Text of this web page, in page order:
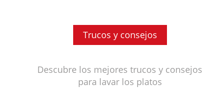
Trucos y consejos
Descubre los mejores trucos y consejos
para lavar los platos